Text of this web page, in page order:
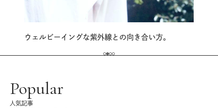
ウェルビーイングな紫外線との向き合い方。
Popular
人気記事